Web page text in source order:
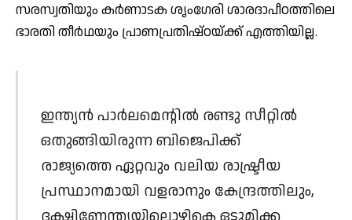
സരസ്വതിയും കര്‍ണാടക ശൃംഗേരി ശാരദാപീഠത്തിലെ
ഭാരതി തീര്‍ഥയും പ്രാണപ്രതിഷ്ഠയ്ക്ക് എത്തിയില്ല.
ഇന്ത്യന്‍ പാര്‍ലമെന്റില്‍ രണ്ടു സീറ്റില്‍
ഒതുങ്ങിയിരുന്ന ബിജെപിക്ക്
രാജ്യത്തെ ഏറ്റവും വലിയ രാഷ്ട്രീയ
പ്രസ്ഥാനമായി വളരാനും കേന്ദ്രത്തിലും,